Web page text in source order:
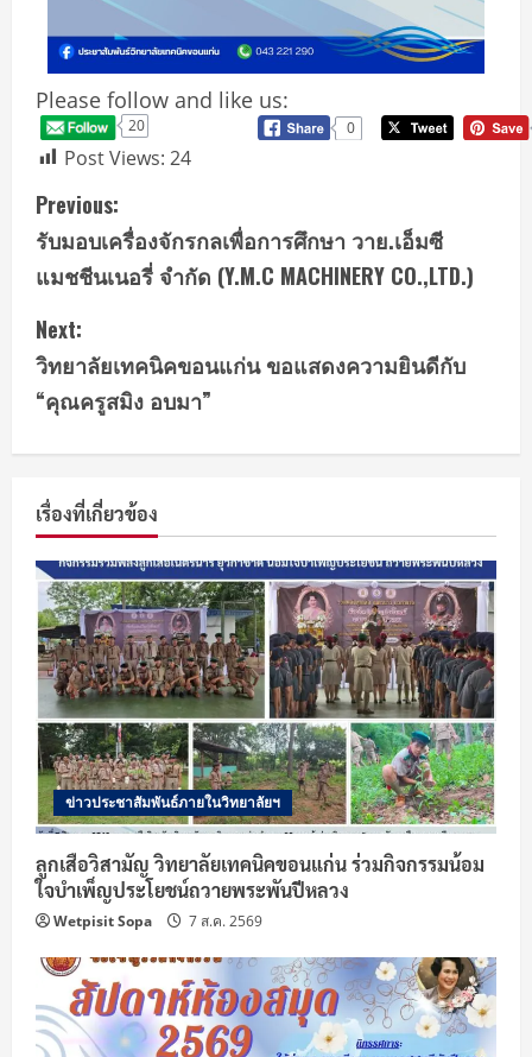
Please follow and like us:
20 0
Post Views: 24
Previous:
รับมอบเครื่องจักรกลเพื่อการศึกษา วาย.เอ็มซี
แมชชีนเนอรี่ จำกัด (Y.M.C MACHINERY CO.,LTD.)
Next:
วิทยาลัยเทคนิคขอนแก่น ขอแสดงความยินดีกับ
“คุณครูสมิง อบมา”
เรื่องที่เกี่ยวข้อง
ข่าวประชาสัมพันธ์ภายในวิทยาลัยฯ
ลูกเสือวิสามัญ วิทยาลัยเทคนิคขอนแก่น ร่วมกิจกรรมน้อม
ใจบำเพ็ญประโยชน์ถวายพระพันปีหลวง
Wetpisit Sopa 7 ส.ค. 2569